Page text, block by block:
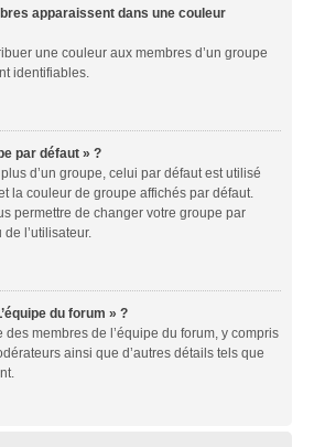
apparaissent dans une couleur
une couleur aux membres d’un groupe
identifiables.
par défaut » ?
d’un groupe, celui par défaut est utilisé
la couleur de groupe affichés par défaut.
permettre de changer votre groupe par
l’utilisateur.
du forum » ?
membres de l’équipe du forum, y compris
ainsi que d’autres détails tels que